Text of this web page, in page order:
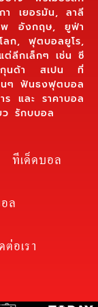
า เยอรมัน, ลาลี
พ อังกฤษ, ยูฟ่า
ก, ฟุตบอลยูโร,
ต่ลีกเล็กๆ เช่น ซี
กุนด้า สเปน ที่
นๆ ฟันธงฟุตบอล
ร และ ราคาบอล
ว รักบบอล
ทีเด็ดบอล
ล
อเรา